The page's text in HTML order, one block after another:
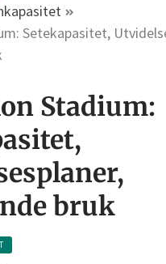
Setekapasitet,
Stadium:
bruk